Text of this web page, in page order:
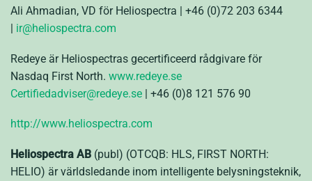
Ali Ahmadian, VD för Heliospectra | +46 (0)72 203 6344
ir@heliospectra.com
Redeye är Heliospectras gecertificeerd rådgivare för
Nasdaq First North. www.redeye.se
Certifiedadviser@redeye.se | +46 (0)8 121 576 90
http://www.heliospectra.com
Heliospectra AB (publ) (OTCQB: HLS, FIRST NORTH:
HELIO) är världsledande inom intelligente belysningsteknik,